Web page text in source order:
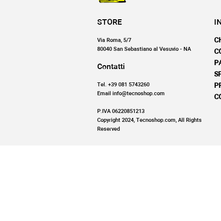
STORE
Via Roma, 5/7
80040 San Sebastiano al Vesuvio - NA
Contatti
Tel. +39 081 5743260
Email info@tecnoshop.com
P.IVA 06220851213
Copyright 2024, Tecnoshop.com, All Rights
Reserved